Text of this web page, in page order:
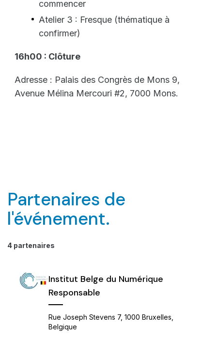
commencer
Atelier 3 : Fresque (thématique à
confirmer)
16h00 : Clôture
Adresse : Palais des Congrès de Mons 9,
Avenue Mélina Mercouri #2, 7000 Mons.
Partenaires de
l'événement.
4 partenaires
Institut Belge du Numérique
Responsable
Rue Joseph Stevens 7, 1000 Bruxelles,
Belgique